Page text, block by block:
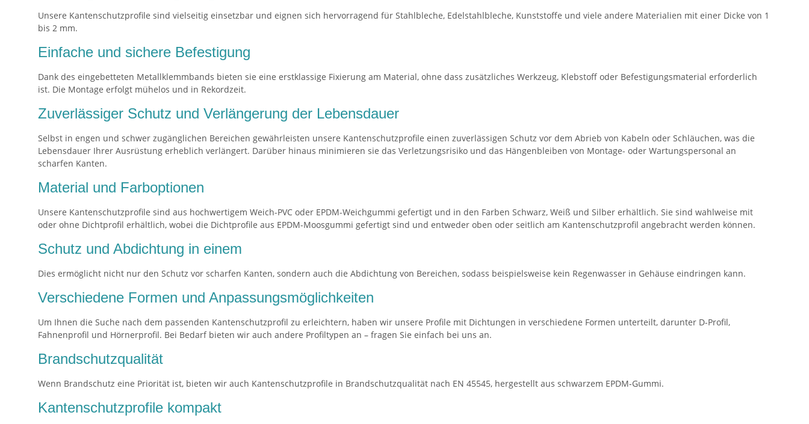
Unsere Kantenschutzprofile sind vielseitig einsetzbar und eignen sich hervorragend für Stahlbleche, Edelstahlbleche, Kunststoffe und viele andere Materialien mit einer Dicke von 1
bis 2 mm.
Einfache und sichere Befestigung
Dank des eingebetteten Metallklemmbands bieten sie eine erstklassige Fixierung am Material, ohne dass zusätzliches Werkzeug, Klebstoff oder Befestigungsmaterial erforderlich
ist. Die Montage erfolgt mühelos und in Rekordzeit.
Zuverlässiger Schutz und Verlängerung der Lebensdauer
Selbst in engen und schwer zugänglichen Bereichen gewährleisten unsere Kantenschutzprofile einen zuverlässigen Schutz vor dem Abrieb von Kabeln oder Schläuchen, was die
Lebensdauer Ihrer Ausrüstung erheblich verlängert. Darüber hinaus minimieren sie das Verletzungsrisiko und das Hängenbleiben von Montage- oder Wartungspersonal an
scharfen Kanten.
Material und Farboptionen
Unsere Kantenschutzprofile sind aus hochwertigem Weich-PVC oder EPDM-Weichgummi gefertigt und in den Farben Schwarz, Weiß und Silber erhältlich. Sie sind wahlweise mit
oder ohne Dichtprofil erhältlich, wobei die Dichtprofile aus EPDM-Moosgummi gefertigt sind und entweder oben oder seitlich am Kantenschutzprofil angebracht werden können.
Schutz und Abdichtung in einem
Dies ermöglicht nicht nur den Schutz vor scharfen Kanten, sondern auch die Abdichtung von Bereichen, sodass beispielsweise kein Regenwasser in Gehäuse eindringen kann.
Verschiedene Formen und Anpassungsmöglichkeiten
Um Ihnen die Suche nach dem passenden Kantenschutzprofil zu erleichtern, haben wir unsere Profile mit Dichtungen in verschiedene Formen unterteilt, darunter D-Profil,
Fahnenprofil und Hörnerprofil. Bei Bedarf bieten wir auch andere Profiltypen an – fragen Sie einfach bei uns an.
Brandschutzqualität
Wenn Brandschutz eine Priorität ist, bieten wir auch Kantenschutzprofile in Brandschutzqualität nach EN 45545, hergestellt aus schwarzem EPDM-Gummi.
Kantenschutzprofile kompakt